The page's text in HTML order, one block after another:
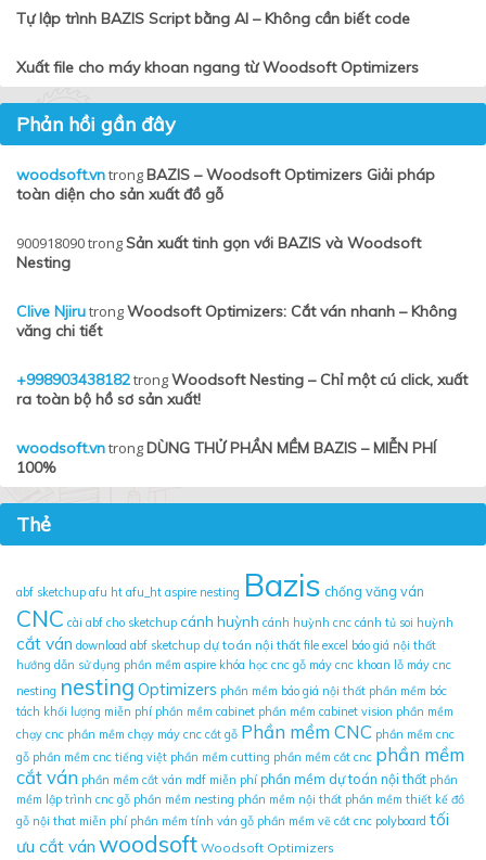
Tự lập trình BAZIS Script bằng AI – Không cần biết code
Xuất file cho máy khoan ngang từ Woodsoft Optimizers
Phản hồi gần đây
woodsoft.vntrongBAZIS – Woodsoft Optimizers Giải pháp
toàn diện cho sản xuất đồ gỗ
900918090trongSản xuất tinh gọn với BAZIS và Woodsoft
Nesting
Clive NjirutrongWoodsoft Optimizers: Cắt ván nhanh – Không
văng chi tiết
+998903438182trongWoodsoft Nesting – Chỉ một cú click, xuất
ra toàn bộ hồ sơ sản xuất!
woodsoft.vntrongDÙNG THỬ PHẦN MỀM BAZIS – MIỄN PHÍ
100%
Thẻ
abf sketchup afu ht afu_ht aspire nesting Bazis chống văng ván
CNC cài abf cho sketchup cánh huỳnh cánh huỳnh cnc cánh tủ soi huỳnh
cắt ván download abf sketchup dự toán nội thất file excel báo giá nội thất
hướng dẫn sử dụng phần mềm aspire khóa học cnc gỗ máy cnc khoan lỗ máy cnc
nesting nesting Optimizers phần mềm báo giá nội thất phần mềm bóc
tách khối lượng miễn phí phần mềm cabinet phần mềm cabinet vision phần mềm
chạy cnc phần mềm chạy máy cnc cắt gỗ Phần mềm CNC phần mềm cnc
gỗ phần mềm cnc tiếng việt phần mềm cutting phần mềm cắt cnc phần mềm
cắt ván phần mềm cắt ván mdf miễn phí phần mềm dự toán nội thất phần
mềm lập trình cnc gỗ phần mềm nesting phần mềm nội thất phần mềm thiết kế đồ
gỗ nội that miễn phí phần mềm tính ván gỗ phần mềm vẽ cắt cnc polyboard tối
ưu cắt ván woodsoft Woodsoft Optimizers